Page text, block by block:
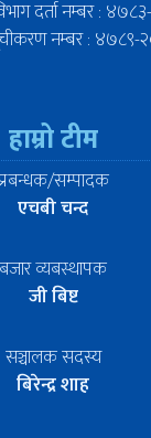
दर्ता नम्बर :
नम्बर : ४७८९-
हाम्रो टीम
सम्पादक
एचबी चन्द
बजार व्यबस्थापक
जी बिष्ट
सञ्चालक सदस्य
बिरेन्द्र शाह